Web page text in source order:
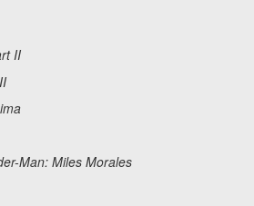
II
Man: Miles Morales